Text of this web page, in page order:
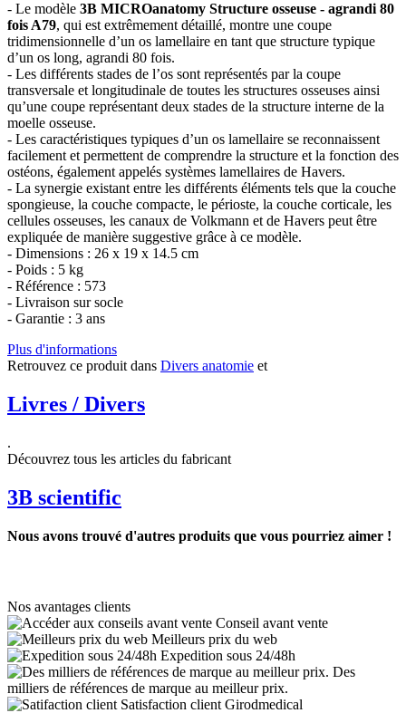
- Le modèle 3B MICROanatomy Structure osseuse - agrandi 80
fois A79, qui est extrêmement détaillé, montre une coupe
tridimensionnelle d’un os lamellaire en tant que structure typique
d’un os long, agrandi 80 fois.
- Les différents stades de l’os sont représentés par la coupe
transversale et longitudinale de toutes les structures osseuses ainsi
qu’une coupe représentant deux stades de la structure interne de la
moelle osseuse.
- Les caractéristiques typiques d’un os lamellaire se reconnaissent
facilement et permettent de comprendre la structure et la fonction des
ostéons, également appelés systèmes lamellaires de Havers.
- La synergie existant entre les différents éléments tels que la couche
spongieuse, la couche compacte, le périoste, la couche corticale, les
cellules osseuses, les canaux de Volkmann et de Havers peut être
expliquée de manière suggestive grâce à ce modèle.
- Dimensions : 26 x 19 x 14.5 cm
- Poids : 5 kg
- Référence : 573
- Livraison sur socle
- Garantie : 3 ans
Plus d'informations
Retrouvez ce produit dans Divers anatomie et
Livres / Divers
.
Découvrez tous les articles du fabricant
3B scientific
Nous avons trouvé d'autres produits que vous pourriez aimer !
Nos avantages clients
Conseil avant vente
Meilleurs prix du web
Expedition sous 24/48h
Des
milliers de références de marque au meilleur prix.
Satisfaction client Girodmedical